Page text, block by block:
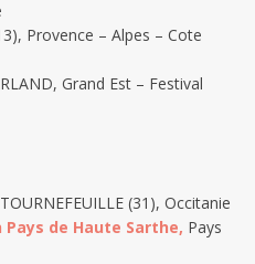
Provence – Alpes – Cote
Grand Est – Festival
TOURNEFEUILLE (31), Occitanie
de Haute Sarthe, Pays